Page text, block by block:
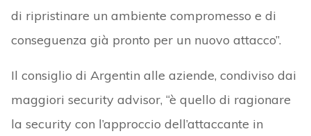
di ripristinare un ambiente compromesso e di
conseguenza già pronto per un nuovo attacco”.
Il consiglio di Argentin alle aziende, condiviso dai
maggiori security advisor, “è quello di ragionare
la security con l’approccio dell’attaccante in